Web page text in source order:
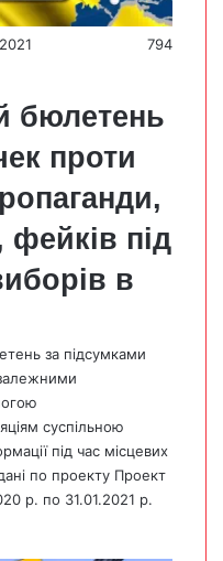
794
бюлетень
проти
фейків під
в
за підсумками
суспільною
під час місцевих
по проекту Проект
р. по 31.01.2021 р.